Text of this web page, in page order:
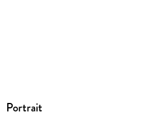
Portrait